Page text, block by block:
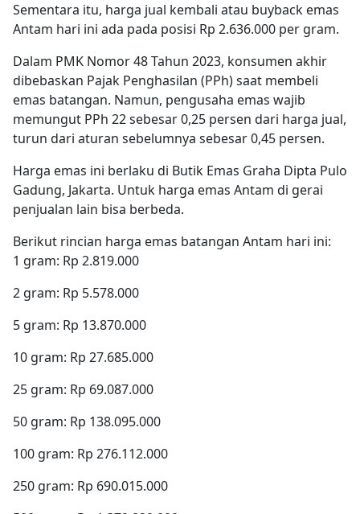
Sementara itu, harga jual kembali atau buyback emas
Antam hari ini ada pada posisi Rp 2.636.000 per gram.
Dalam PMK Nomor 48 Tahun 2023, konsumen akhir
dibebaskan Pajak Penghasilan (PPh) saat membeli
emas batangan. Namun, pengusaha emas wajib
memungut PPh 22 sebesar 0,25 persen dari harga jual,
turun dari aturan sebelumnya sebesar 0,45 persen.
Harga emas ini berlaku di Butik Emas Graha Dipta Pulo
Gadung, Jakarta. Untuk harga emas Antam di gerai
penjualan lain bisa berbeda.
Berikut rincian harga emas batangan Antam hari ini:
1 gram: Rp 2.819.000
2 gram: Rp 5.578.000
5 gram: Rp 13.870.000
10 gram: Rp 27.685.000
25 gram: Rp 69.087.000
50 gram: Rp 138.095.000
100 gram: Rp 276.112.000
250 gram: Rp 690.015.000